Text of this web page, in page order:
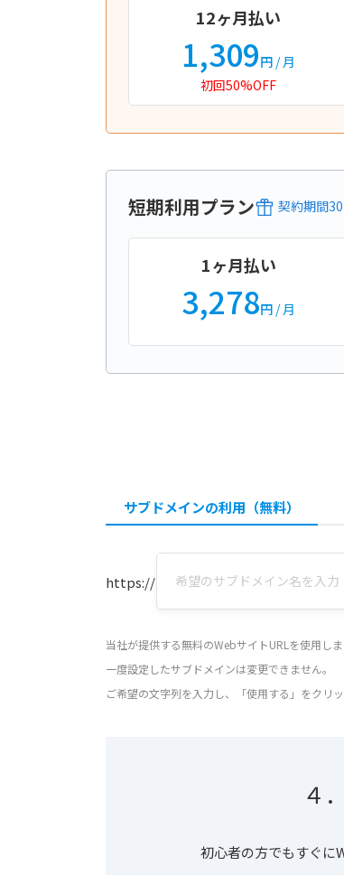
12ヶ月払い
1,309円 / 月
初回50%OFF
短期利用プラン 契約期間30
1ヶ月払い
3,278円 / 月
サブドメインの利用（無料）
https://
当社が提供する無料のWebサイトURLを使用
一度設定したサブドメインは変更できません。
ご希望の文字列を入力し、「使用する」をクリッ
４
初心者の方でもすぐに